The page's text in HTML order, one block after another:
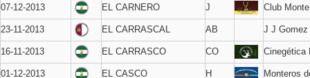
07-12-2013 EL CARNERO J Club
23-11-2013 EL CARRASCAL AB J J Gomez
16-11-2013 EL CARRASCO CO Cinegética
01-12-2013 EL CASCO H Monteros